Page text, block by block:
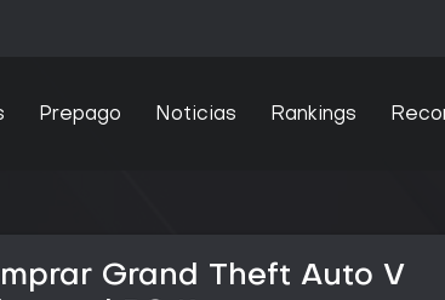
Prepago Noticias Rankings
Grand Theft Auto V